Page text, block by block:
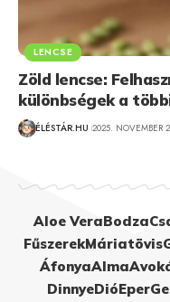
LENCSE
Zöld lencse:
különbségek a
ÉLÉSTÁR.HU 2025. NOVEMBER
Aloe VeraBodza
FűszerekMáriatövis
ÁfonyaAlma
DinnyeDióEper